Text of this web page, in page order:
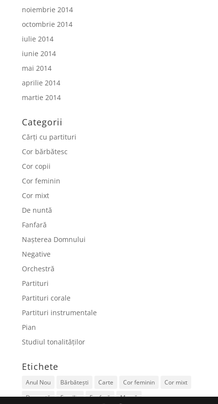
noiembrie 2014
octombrie 2014
iulie 2014
iunie 2014
mai 2014
aprilie 2014
martie 2014
Categorii
Cărți cu partituri
Cor bărbătesc
Cor copii
Cor feminin
Cor mixt
De nuntă
Fanfară
Nașterea Domnului
Negative
Orchestră
Partituri
Partituri corale
Partituri instrumentale
Pian
Studiul tonalităților
Etichete
Anul Nou Bărbătești Carte Cor feminin
Cor mixt
De nuntă
Familie Fanfară Mamă